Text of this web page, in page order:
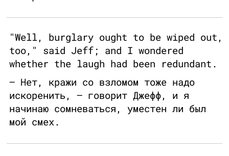
"Well, burglary ought to be wiped out,
too," said Jeff; and I wondered
whether the laugh had been redundant.
— Нет, кражи со взломом тоже надо
искоренить, — говорит Джефф, и я
начинаю сомневаться, уместен ли был
мой смех.